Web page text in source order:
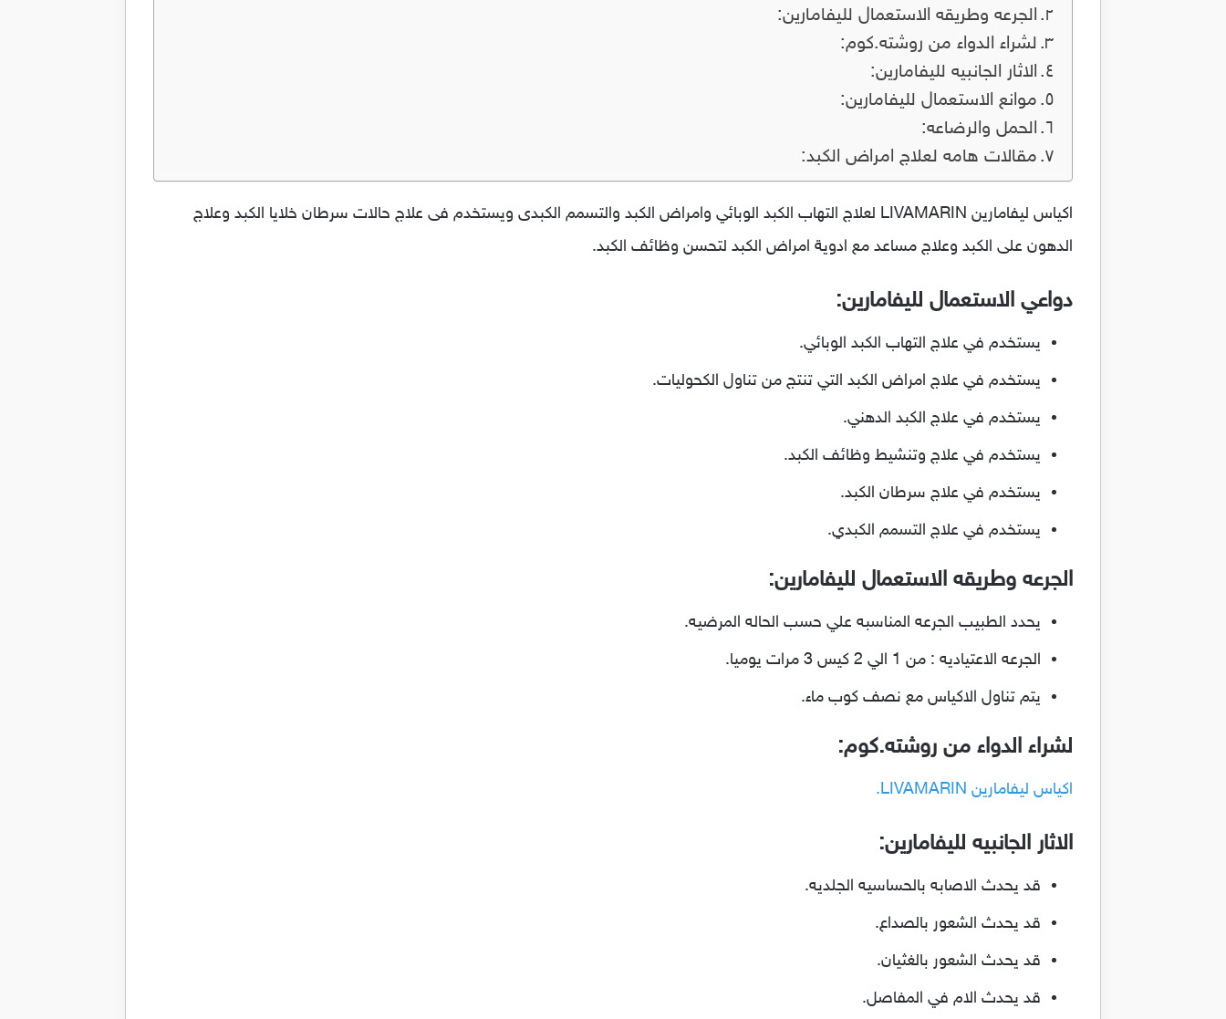
الجرعه وطريقه الاستعمال لليفامارين:
لشراء الدواء من روشته.كوم:
الاثار الجانبيه لليفامارين:
موانع الاستعمال لليفامارين:
الحمل والرضاعه:
مقالات هامه لعلاج امراض الكبد:
اكياس ليفامارين LIVAMARIN لعلاج التهاب الكبد الوبائي وامراض الكبد والتسمم الكبدى ويستخدم فى علاج حالات سرطان خلايا الكبد وعلاج
الدهون على الكبد وعلاج مساعد مع ادوية امراض الكبد لتحسن وظائف الكبد.
دواعي الاستعمال لليفامارين:
يستخدم في علاج التهاب الكبد الوبائي.
يستخدم في علاج امراض الكبد التي تنتج من تناول الكحوليات.
يستخدم في علاج الكبد الدهني.
يستخدم في علاج وتنشيط وظائف الكبد.
يستخدم في علاج سرطان الكبد.
يستخدم في علاج التسمم الكبدي.
الجرعه وطريقه الاستعمال لليفامارين:
يحدد الطبيب الجرعه المناسبه علي حسب الحاله المرضيه.
الجرعه الاعتياديه : من 1 الي 2 كيس 3 مرات يوميا.
يتم تناول الاكياس مع نصف كوب ماء.
لشراء الدواء من روشته.كوم:
اكياس ليفامارين LIVAMARIN.
الاثار الجانبيه لليفامارين:
قد يحدث الاصابه بالحساسيه الجلديه.
قد يحدث الشعور بالصداع.
قد يحدث الشعور بالغثيان.
قد يحدث الام في المفاصل.